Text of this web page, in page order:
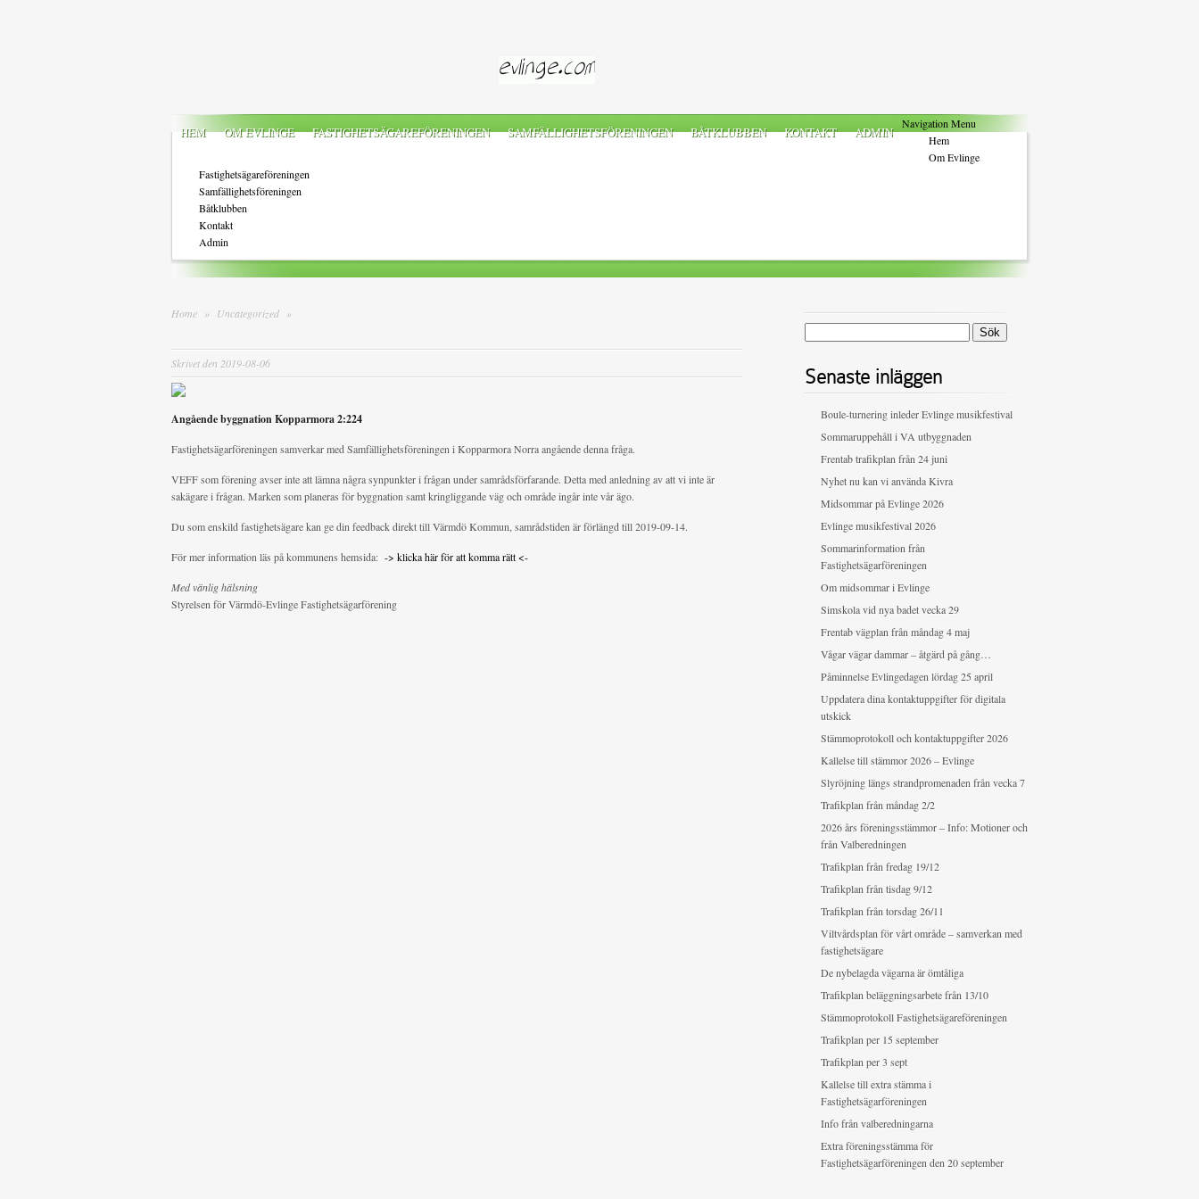
HEM OM EVLINGE FASTIGHETSÄGAREFÖRENINGEN SAMFÄLLIGHETSFÖRENINGEN BÅTKLUBBEN KONTAKT ADMIN
Navigation Menu
Hem
Om Evlinge
Fastighetsägareföreningen
Samfällighetsföreningen
Båtklubben
Kontakt
Admin
Home » Uncategorized »
Skrivet den 2019-08-06
Angående byggnation Kopparmora 2:224
Fastighetsägarföreningen samverkar med Samfällighetsföreningen i Kopparmora Norra angående denna fråga.
VEFF som förening avser inte att lämna några synpunkter i frågan under samrådsförfarande. Detta med anledning av att vi inte är
sakägare i frågan. Marken som planeras för byggnation samt kringliggande väg och område ingår inte vår ägo.
Du som enskild fastighetsägare kan ge din feedback direkt till Värmdö Kommun, samrådstiden är förlängd till 2019-09-14.
För mer information läs på kommunens hemsida: -> klicka här för att komma rätt <-
Med vänlig hälsning
Styrelsen för Värmdö-Evlinge Fastighetsägarförening
Senaste inläggen
Boule-turnering inleder Evlinge musikfestival
Sommaruppehåll i VA utbyggnaden
Frentab trafikplan från 24 juni
Nyhet nu kan vi använda Kivra
Midsommar på Evlinge 2026
Evlinge musikfestival 2026
Sommarinformation från
Fastighetsägarföreningen
Om midsommar i Evlinge
Simskola vid nya badet vecka 29
Frentab vägplan från måndag 4 maj
Vågar vägar dammar – åtgärd på gång…
Påminnelse Evlingedagen lördag 25 april
Uppdatera dina kontaktuppgifter för digitala
utskick
Stämmoprotokoll och kontaktuppgifter 2026
Kallelse till stämmor 2026 – Evlinge
Slyröjning längs strandpromenaden från vecka 7
Trafikplan från måndag 2/2
2026 års föreningsstämmor – Info: Motioner och
från Valberedningen
Trafikplan från fredag 19/12
Trafikplan från tisdag 9/12
Trafikplan från torsdag 26/11
Viltvårdsplan för vårt område – samverkan med
fastighetsägare
De nybelagda vägarna är ömtåliga
Trafikplan beläggningsarbete från 13/10
Stämmoprotokoll Fastighetsägareföreningen
Trafikplan per 15 september
Trafikplan per 3 sept
Kallelse till extra stämma i
Fastighetsägarföreningen
Info från valberedningarna
Extra föreningsstämma för
Fastighetsägarföreningen den 20 september